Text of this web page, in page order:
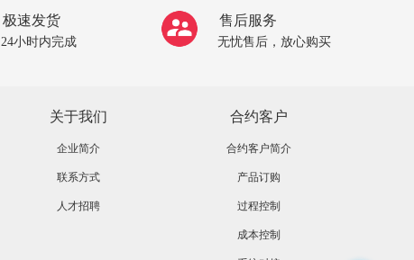
极速发货
24小时内完成
售后服务
无忧售后，放心购买
关于我们
企业简介
联系方式
人才招聘
合约客户
合约客户简介
产品订购
过程控制
成本控制